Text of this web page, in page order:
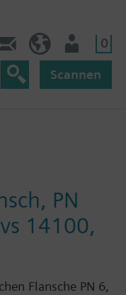
0
Scannen
PN
14100,
Flansche PN 6,